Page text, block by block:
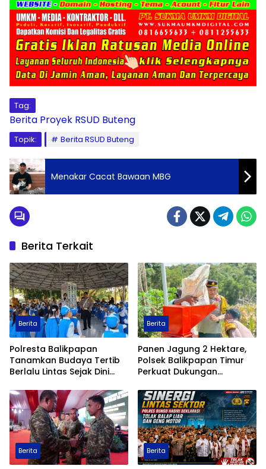
Tag:
Berita Proyek RSUD Buteng
Topik: Berita RSUD Buteng
Menakar Cacat Bawaan MBG
Berita Terkait
Berita
Polresta Balikpapan
Tanamkan Budaya Tertib
Berlalu Lintas Sejak Dini
Anak”
Berita
Panen Jagung 2 Hektare,
Polsek Balikpapan Timur
Perkuat Dukungan
Pangan Nasional
Berita Berita